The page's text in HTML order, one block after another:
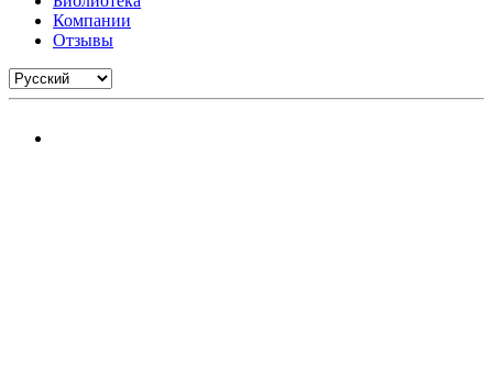
Компании
Отзывы